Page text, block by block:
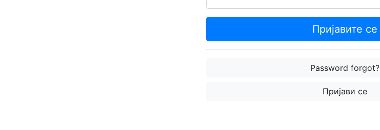
Пријавите се
Password forgot?
Пријави се